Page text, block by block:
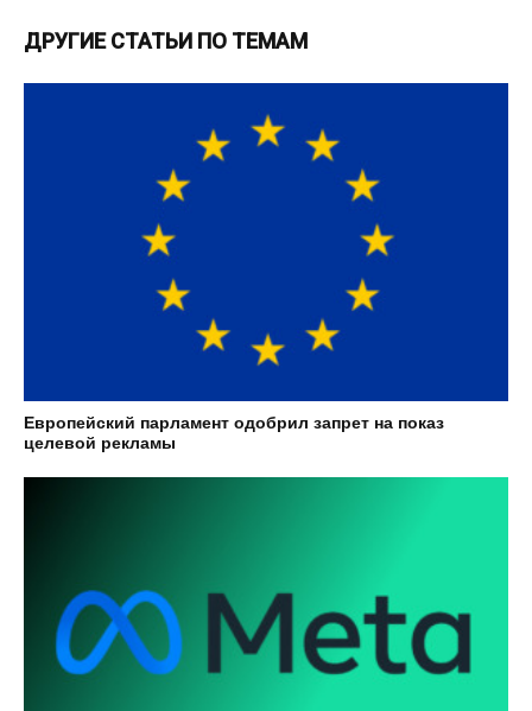
ДРУГИЕ СТАТЬИ ПО ТЕМАМ
Европейский парламент одобрил запрет на показ
целевой рекламы